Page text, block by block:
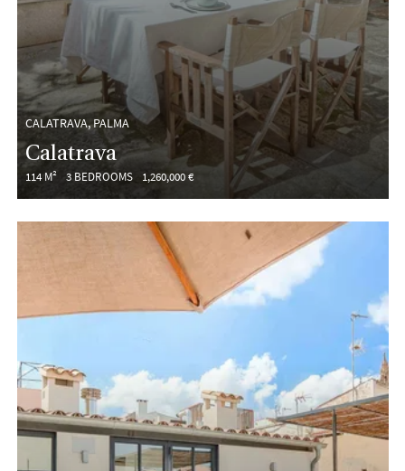
CALATRAVA, PALMA
Calatrava
114 M² 3 BEDROOMS 1,260,000 €